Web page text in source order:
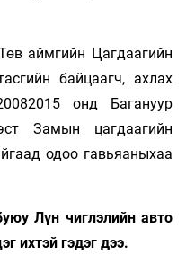
аймгийн Цагдаагийн
байцаагч, ахлах
онд Багануур
Замын цагдаагийн
одоо гавьяаныхаа
Лүн чиглэлийн авто
ихтэй гэдэг дээ.